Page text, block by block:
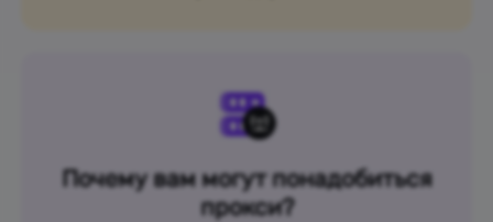
Почему вам могут понадобиться
прокси?